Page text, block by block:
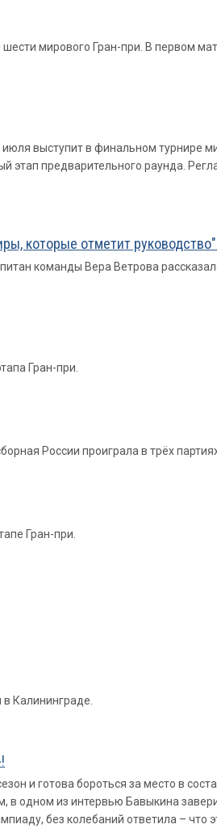
мирового Гран-при. В первом
выступит в финальном турнире
предварительного раунда.
которые отметит
команды Вера Ветрова
Гран-при.
России проиграла в трёх
Гран-при.
Калининграде.
и готова бороться за место в
одном из интервью Бавыкина
без колебаний ответила – что